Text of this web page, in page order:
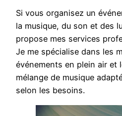
Si vous organisez un
la musique, du son et des
propose mes services
Je me spécialise dans les
événements en plein air et
mélange de musique
selon les besoins.